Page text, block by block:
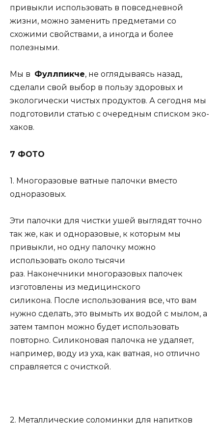
привыкли использовать в повседневной
жизни, можно заменить предметами со
схожими свойствами, а иногда и более
полезными.
Мы в Фуллпикче, не оглядываясь назад,
сделали свой выбор в пользу здоровых и
экологически чистых продуктов. А сегодня мы
подготовили статью с очередным списком эко-
хаков.
7 ФОТО
1. Многоразовые ватные палочки вместо
одноразовых.
Эти палочки для чистки ушей выглядят точно
так же, как и одноразовые, к которым мы
привыкли, но одну палочку можно
использовать около тысячи
раз. Наконечники многоразовых палочек
изготовлены из медицинского
силикона. После использования все, что вам
нужно сделать, это вымыть их водой с мылом, а
затем тампон можно будет использовать
повторно. Силиконовая палочка не удаляет,
например, воду из уха, как ватная, но отлично
справляется с очисткой.
2. Металлические соломинки для напитков